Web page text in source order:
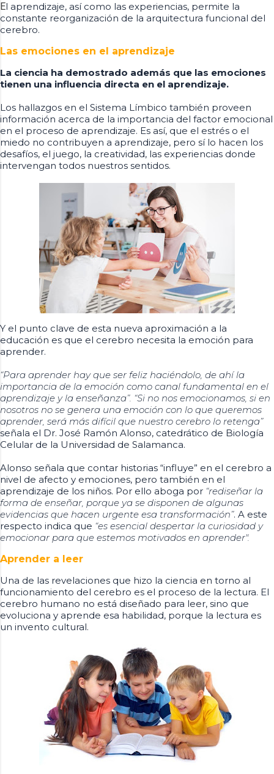
El aprendizaje, así como las experiencias, permite la
constante reorganización de la arquitectura funcional del
cerebro.
Las emociones en el aprendizaje
La ciencia ha demostrado además que las emociones
tienen una influencia directa en el aprendizaje.
Los hallazgos en el Sistema Límbico también proveen
información acerca de la importancia del factor emocional
en el proceso de aprendizaje. Es así, que el estrés o el
miedo no contribuyen a aprendizaje, pero sí lo hacen los
desafíos, el juego, la creatividad, las experiencias donde
intervengan todos nuestros sentidos.
Y el punto clave de esta nueva aproximación a la
educación es que el cerebro necesita la emoción para
aprender.
“Para aprender hay que ser feliz haciéndolo, de ahí la
importancia de la emoción como canal fundamental en el
aprendizaje y la enseñanza”. “Si no nos emocionamos, si en
nosotros no se genera una emoción con lo que queremos
aprender, será más difícil que nuestro cerebro lo retenga”
señala el Dr. José Ramón Alonso, catedrático de Biología
Celular de la Universidad de Salamanca.
Alonso señala que contar historias “influye” en el cerebro a
nivel de afecto y emociones, pero también en el
aprendizaje de los niños. Por ello aboga por “rediseñar la
forma de enseñar, porque ya se disponen de algunas
evidencias que hacen urgente esa transformación”. A este
respecto indica que “es esencial despertar la curiosidad y
emocionar para que estemos motivados en aprender".
Aprender a leer
Una de las revelaciones que hizo la ciencia en torno al
funcionamiento del cerebro es el proceso de la lectura. El
cerebro humano no está diseñado para leer, sino que
evoluciona y aprende esa habilidad, porque la lectura es
un invento cultural.